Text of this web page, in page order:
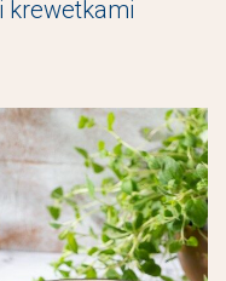
krewetkami